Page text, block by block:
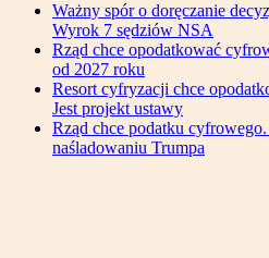
Ważny spór o doręczanie
Wyrok 7 sędziów NSA
Rząd chce opodatkować
od 2027 roku
Resort cyfryzacji chce
Jest projekt ustawy
Rząd chce podatku
naśladowaniu Trumpa